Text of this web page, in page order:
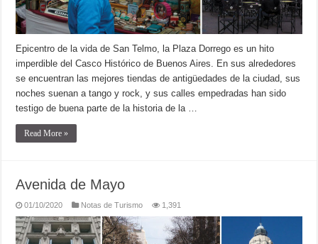
Epicentro de la vida de San Telmo, la Plaza Dorrego es un hito
imperdible del Casco Histórico de Buenos Aires. En sus alrededores
se encuentran las mejores tiendas de antigüedades de la ciudad, sus
noches suenan a tango y rock, y sus calles empedradas han sido
testigo de buena parte de la historia de la …
Read More »
Avenida de Mayo
01/10/2020 Notas de Turismo 1,391